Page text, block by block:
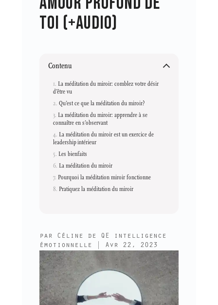
TOI (+AUDIO)
Contenu
La méditation du miroir: comblez votre désir
d’être vu
Qu’est ce que la méditation du miroir?
La méditation du miroir: apprendre à se
connaître en s’observant
La méditation du miroir est un exercice de
leadership intérieur
Les bienfaits
La méditation du miroir
Pourquoi la méditation miroir fonctionne
Pratiquez la méditation du miroir
par Céline de QE intelligence
émotionnelle
Avr 22, 2023